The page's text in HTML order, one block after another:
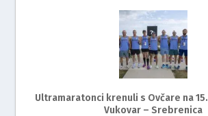
Ultramaratonci krenuli s Ovčare na
Vukovar – Srebrenica